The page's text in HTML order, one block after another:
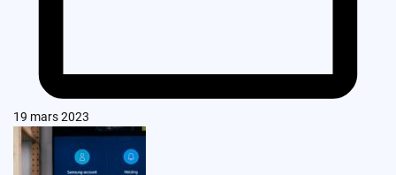
19 mars 2023